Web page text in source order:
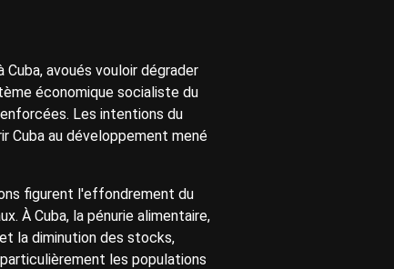
avoués vouloir dégrader
économique socialiste du
Les intentions du
Cuba au développement mené
figurent l'effondrement du
À Cuba, la pénurie alimentaire,
la diminution des stocks,
les populations